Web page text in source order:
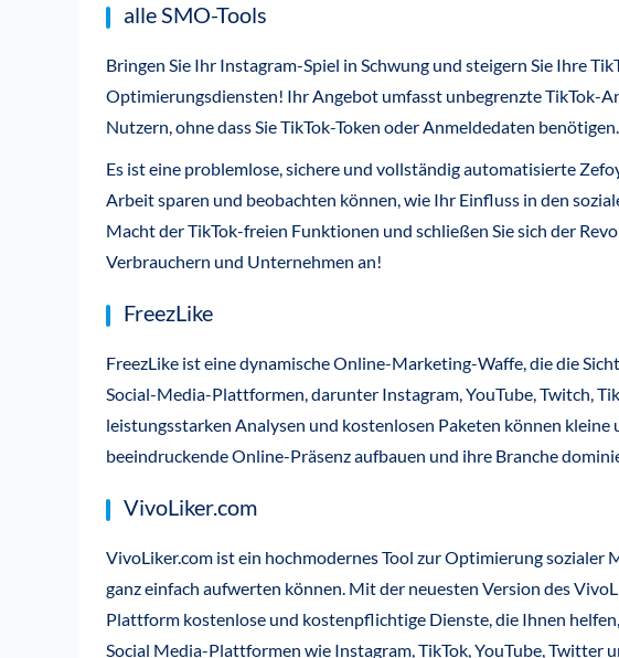
alle SMO-Tools
Bringen Sie Ihr Instagram-Spiel in Schwung und steigern Sie Ihre
Optimierungsdiensten! Ihr Angebot umfasst unbegrenzte TikTok-
Nutzern, ohne dass Sie TikTok-Token oder Anmeldedaten benötigen.
Es ist eine problemlose, sichere und vollständig automatisierte
Arbeit sparen und beobachten können, wie Ihr Einfluss in den
Macht der TikTok-freien Funktionen und schließen Sie sich der
Verbrauchern und Unternehmen an!
FreezLike
FreezLike ist eine dynamische Online-Marketing-Waffe, die die
Social-Media-Plattformen, darunter Instagram, YouTube, Twitch,
leistungsstarken Analysen und kostenlosen Paketen können
beeindruckende Online-Präsenz aufbauen und ihre Branche
VivoLiker.com
VivoLiker.com ist ein hochmodernes Tool zur Optimierung sozialer
ganz einfach aufwerten können. Mit der neuesten Version des
Plattform kostenlose und kostenpflichtige Dienste, die Ihnen
Social Media-Plattformen wie Instagram, TikTok, YouTube, Twitter